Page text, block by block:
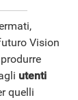
Vision
utenti
quelli